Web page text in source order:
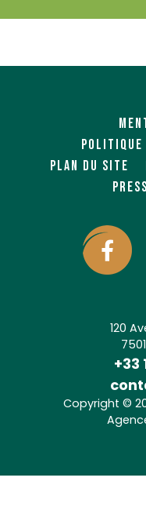
PLAN DU SITE
120
+33
Copyright ©